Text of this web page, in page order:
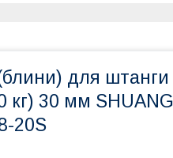
для штанги
кг) 30 мм
20S